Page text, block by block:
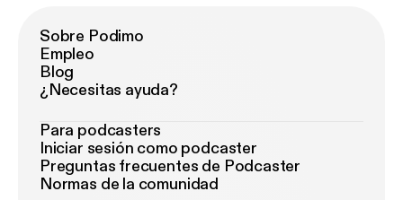
Sobre Podimo
Empleo
Blog
¿Necesitas ayuda?
Para podcasters
Iniciar sesión como podcaster
Preguntas frecuentes de Podcaster
Normas de la comunidad